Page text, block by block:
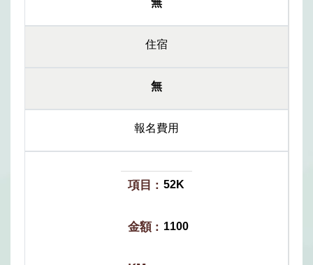
無
住宿
無
報名費用
52K
1100